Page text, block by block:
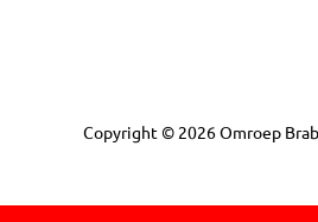
Copyright © 2026Omroep